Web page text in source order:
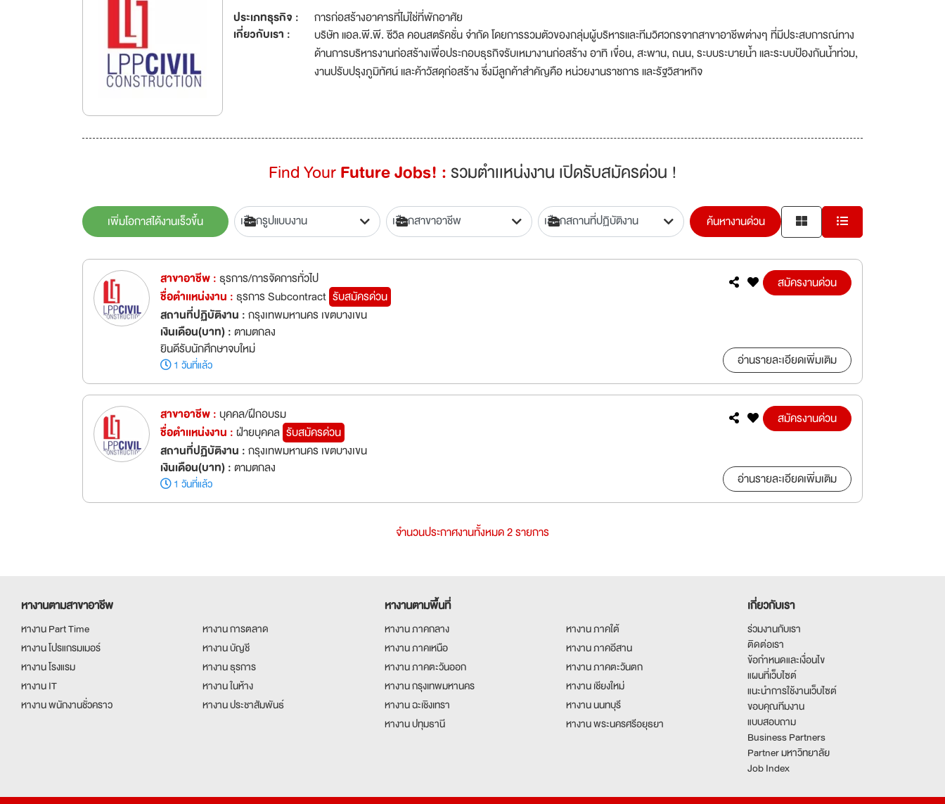
ประเภทธุรกิจ :
การก่อสร้างอาคารที่ไม่ใช่ที่พักอาศัย
เกี่ยวกับเรา :
บริษัท แอล.พี.พี. ซีวิล คอนสตรัคชั่น จำกัด โดยการรวมตัวของกลุ่มผู้บริหารและทีมวิศวกรจากสาขาอาชีพต่างๆ ที่มีประสบการณ์ทาง
ด้านการบริหารงานก่อสร้างเพื่อประกอบธุรกิจรับเหมางานก่อสร้าง อาทิ เขื่อน, สะพาน, ถนน, ระบบระบายน้ำ และระบบป้องกันน้ำท่วม,
งานปรับปรุงภูมิทัศน์ และค้าวัสดุก่อสร้าง ซึ่งมีลูกค้าสำคัญคือ หน่วยงานราชการ และรัฐวิสาหกิจ
Find YourFuture Jobs! :รวมตำเเหน่งงาน เปิดรับสมัครด่วน !
เพิ่มโอกาสได้งานเร็วขึ้น ค้นหางานด่วน
สาขาอาชีพ : ธุรการ/การจัดการทั่วไป
ชื่อตำเเหน่งงาน : ธุรการ Subcontract รับสมัครด่วน
สถานที่ปฏิบัติงาน :กรุงเทพมหานคร เขตบางเขน
เงินเดือน(บาท) :ตามตกลง
ยินดีรับนักศึกษาจบใหม่
1 วันที่แล้ว
สมัครงานด่วน
อ่านรายละเอียดเพิ่มเติม
สาขาอาชีพ :บุคคล/ฝึกอบรม
ชื่อตำเเหน่งงาน :ฝ่ายบุคคล รับสมัครด่วน
สถานที่ปฏิบัติงาน :กรุงเทพมหานคร เขตบางเขน
เงินเดือน(บาท) :ตามตกลง
1 วันที่แล้ว
สมัครงานด่วน
อ่านรายละเอียดเพิ่มเติม
จำนวนประกาศงานทั้งหมด 2 รายการ
หางานตามสาขาอาชีพ
หางาน Part Time
หางาน การตลาด
หางาน โปรแกรมเมอร์
หางาน บัญชี
หางาน โรงแรม
หางาน ธุรการ
หางาน IT
หางาน ในห้าง
หางาน พนักงานชั่วคราว
หางาน ประชาสัมพันธ์
หางานตามพื้นที่
หางาน ภาคกลาง
หางาน ภาคใต้
หางาน ภาคเหนือ
หางาน ภาคอีสาน
หางาน ภาคตะวันออก
หางาน ภาคตะวันตก
หางาน กรุงเทพมหานคร
หางาน เชียงใหม่
หางาน ฉะเชิงเทรา
หางาน นนทบุรี
หางาน ปทุมธานี
หางาน พระนครศรีอยุธยา
เกี่ยวกับเรา
ร่วมงานกับเรา
ติดต่อเรา
ข้อกำหนดและเงื่อนไข
แผนที่เว็บไซต์
แนะนำการใช้งานเว็บไซต์
ขอบคุณทีมงาน
แบบสอบถาม
Business Partners
Partner มหาวิทยาลัย
Job Index